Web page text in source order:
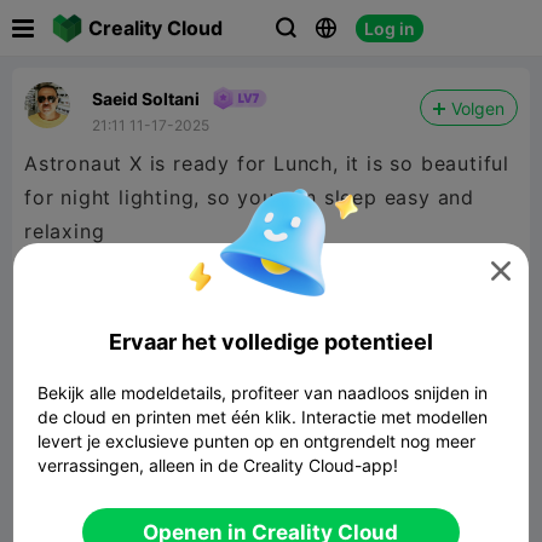
Creality Cloud   Log in
Saeid Soltani
21:11 11-17-2025
Volgen
Astronaut X is ready for Lunch, it is so beautiful
for night lighting, so you can sleep easy and
relaxing


Ervaar het volledige potentieel
Bekijk alle modeldetails, profiteer van naadloos snijden in
de cloud en printen met één klik. Interactie met modellen
levert je exclusieve punten op en ontgrendelt nog meer
verrassingen, alleen in de Creality Cloud-app!
Openen in Creality Cloud